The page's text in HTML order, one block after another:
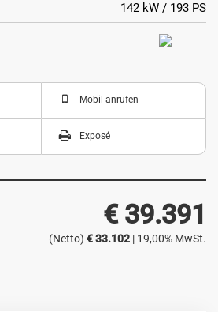
142 kW / 193 PS
Mobil anrufen
Exposé
€ 39.391
(Netto) € 33.102 | 19,00% MwSt.